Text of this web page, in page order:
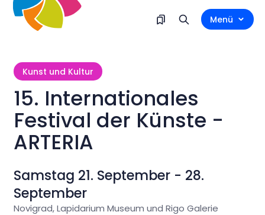
Menü
Kunst und Kultur
15. Internationales
Festival der Künste -
ARTERIA
Samstag 21. September - 28.
September
Novigrad, Lapidarium Museum und Rigo Galerie